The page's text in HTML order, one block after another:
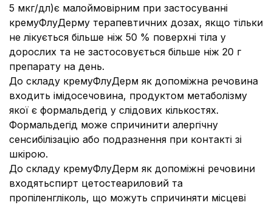
5 мкг/дл)є малоймовірним при застосуванні
кремуФлуДерму терапевтичних дозах, якщо тільки
не лікується більше ніж 50 % поверхні тіла у
дорослих та не застосовується більше ніж 20 г
препарату на день.
До складу кремуФлуДерм як допоміжна речовина
входить імідосечовина, продуктом метаболізму
якої є формальдегід у слідових кількостях.
Формальдегід може спричинити алергічну
сенсибілізацію або подразнення при контакті зі
шкірою.
До складу кремуФлуДерм як допоміжні речовини
входятьспирт цетостеариловий та
пропіленгліколь, що можуть спричиняти місцеві